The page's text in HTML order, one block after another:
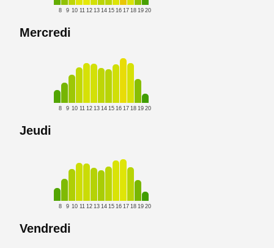
8 9 10 11 12 13 14 15 16 17 18 19 20
Mercredi
8 9 10 11 12 13 14 15 16 17 18 19 20
Jeudi
8 9 10 11 12 13 14 15 16 17 18 19 20
Vendredi